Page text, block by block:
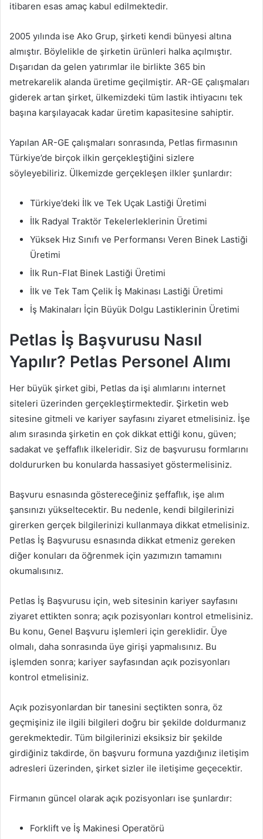
itibaren esas amaç kabul edilmektedir.
2005 yılında ise Ako Grup, şirketi kendi bünyesi altına
almıştır. Böylelikle de şirketin ürünleri halka açılmıştır.
Dışarıdan da gelen yatırımlar ile birlikte 365 bin
metrekarelik alanda üretime geçilmiştir. AR-GE çalışmaları
giderek artan şirket, ülkemizdeki tüm lastik ihtiyacını tek
başına karşılayacak kadar üretim kapasitesine sahiptir.
Yapılan AR-GE çalışmaları sonrasında, Petlas firmasının
Türkiye’de birçok ilkin gerçekleştiğini sizlere
söyleyebiliriz. Ülkemizde gerçekleşen ilkler şunlardır:
Türkiye’deki İlk ve Tek Uçak Lastiği Üretimi
İlk Radyal Traktör Tekelerleklerinin Üretimi
Yüksek Hız Sınıfı ve Performansı Veren Binek Lastiği
Üretimi
İlk Run-Flat Binek Lastiği Üretimi
İlk ve Tek Tam Çelik İş Makinası Lastiği Üretimi
İş Makinaları İçin Büyük Dolgu Lastiklerinin Üretimi
Petlas İş Başvurusu Nasıl
Yapılır? Petlas Personel Alımı
Her büyük şirket gibi, Petlas da işi alımlarını internet
siteleri üzerinden gerçekleştirmektedir. Şirketin web
sitesine gitmeli ve kariyer sayfasını ziyaret etmelisiniz. İşe
alım sırasında şirketin en çok dikkat ettiği konu, güven;
sadakat ve şeffaflık ilkeleridir. Siz de başvurusu formlarını
doldururken bu konularda hassasiyet göstermelisiniz.
Başvuru esnasında göstereceğiniz şeffaflık, işe alım
şansınızı yükseltecektir. Bu nedenle, kendi bilgilerinizi
girerken gerçek bilgilerinizi kullanmaya dikkat etmelisiniz.
Petlas İş Başvurusu esnasında dikkat etmeniz gereken
diğer konuları da öğrenmek için yazımızın tamamını
okumalısınız.
Petlas İş Başvurusu için, web sitesinin kariyer sayfasını
ziyaret ettikten sonra; açık pozisyonları kontrol etmelisiniz.
Bu konu, Genel Başvuru işlemleri için gereklidir. Üye
olmalı, daha sonrasında üye girişi yapmalısınız. Bu
işlemden sonra; kariyer sayfasından açık pozisyonları
kontrol etmelisiniz.
Açık pozisyonlardan bir tanesini seçtikten sonra, öz
geçmişiniz ile ilgili bilgileri doğru bir şekilde doldurmanız
gerekmektedir. Tüm bilgilerinizi eksiksiz bir şekilde
girdiğiniz takdirde, ön başvuru formuna yazdığınız iletişim
adresleri üzerinden, şirket sizler ile iletişime geçecektir.
Firmanın güncel olarak açık pozisyonları ise şunlardır:
Forklift ve İş Makinesi Operatörü